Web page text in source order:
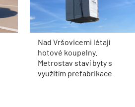
Nad Vršovicemi létají
hotové koupelny.
Metrostav staví byty s
využitím prefabrikace